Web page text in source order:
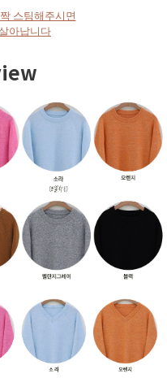
스팀해주시면
아납니다